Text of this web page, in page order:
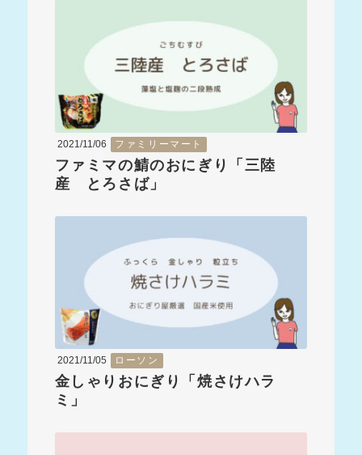
2021/11/06 ファミリーマート
ファミマの鯖のおにぎり「三陸
産 とろさば」
2021/11/05 ローソン
金しゃりおにぎり「焼さけハラ
ミ」